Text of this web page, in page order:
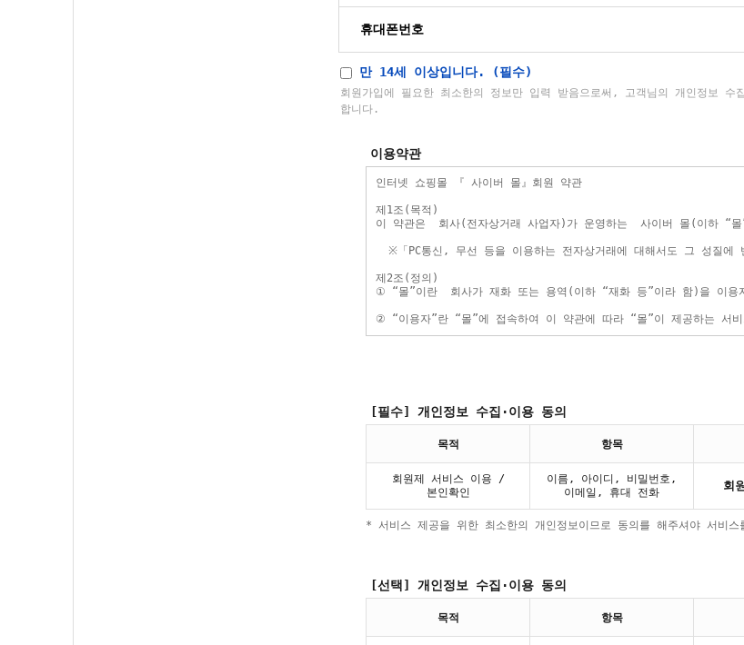
휴대폰번호
만 14세 이상입니다. (필수)
회원가입에 필요한 최소한의 정보만 입력 받음으로써, 고객님의 개인정보 수
합니다.
이용약관
[필수] 개인정보 수집·이용 동의
목적 항목
회원제 서비스 이용 /
본인확인
이름, 아이디, 비밀번호,
이메일, 휴대 전화
회
* 서비스 제공을 위한 최소한의 개인정보이므로 동의를 해주셔야 서비
[선택] 개인정보 수집·이용 동의
목적 항목